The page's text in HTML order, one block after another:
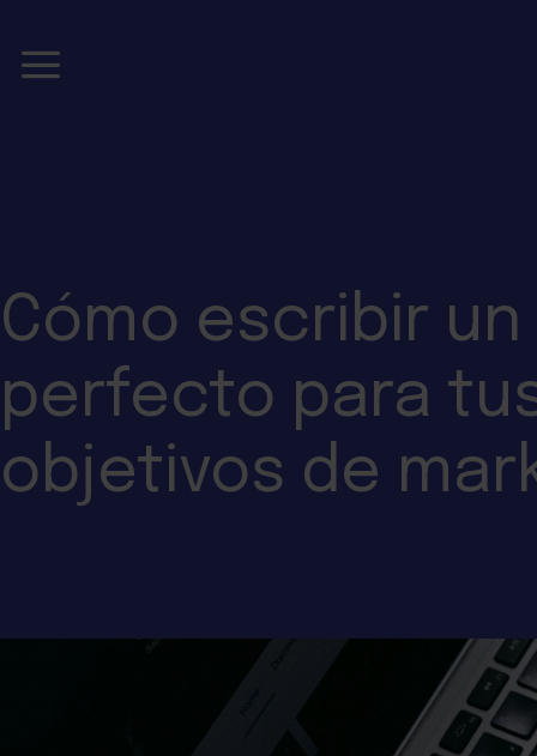
content
Cómo escribir
perfecto para
objetivos de